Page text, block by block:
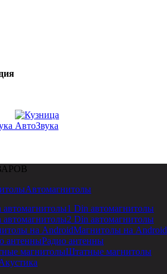
Автомагнитолы
1 Din автомагнитолы
2 Din автомагнитолы
Магнитолы на Android
Радио антенны
Штатные магнитолы